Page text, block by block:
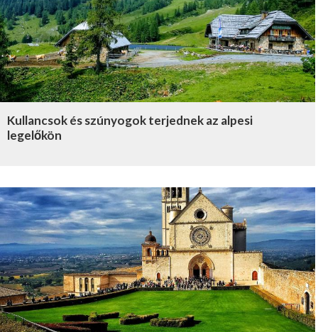
Kullancsok és szúnyogok terjednek az alpesi
legelőkön